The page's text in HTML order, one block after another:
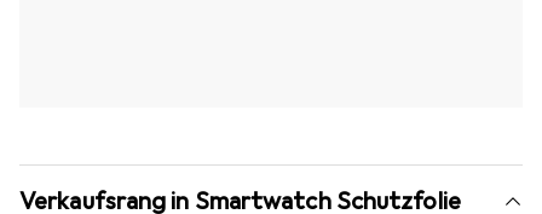
Verkaufsrang in Smartwatch Schutzfolie